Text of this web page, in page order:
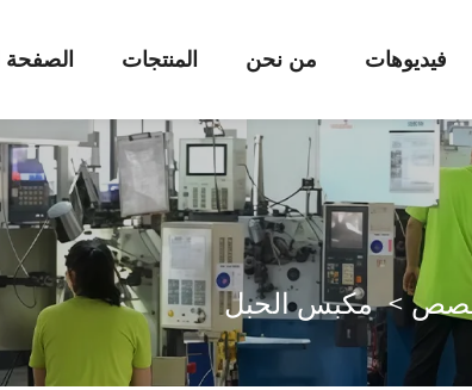
الصفحة المنتجات من نحن فيديوهات
>مكبس الحبل